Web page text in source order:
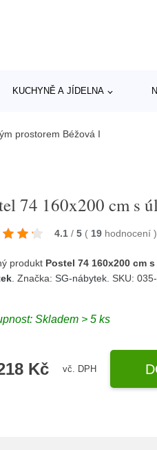
KUCHYNĚ A JÍDELNA
prostorem Béžová I
74 160x200 cm s
4.1 / 5 ( 19 hodnocení)
produkt Postel 74 160x200 cm
. Značka:SG-nábytek . SKU:
Skladem > 5 ks
Kč vč. DPH